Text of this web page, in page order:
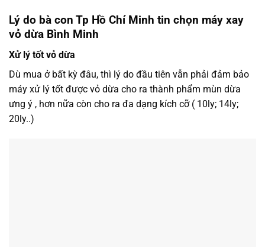
Lý do bà con Tp Hồ Chí Minh tin chọn máy xay
vỏ dừa Bình Minh
Xử lý tốt vỏ dừa
Dù mua ở bất kỳ đâu, thì lý do đầu tiên vẫn phải đảm bảo
máy xử lý tốt được vỏ dừa cho ra thành phẩm mùn dừa
ưng ý , hơn nữa còn cho ra đa dạng kích cỡ ( 10ly; 14ly;
20ly..)